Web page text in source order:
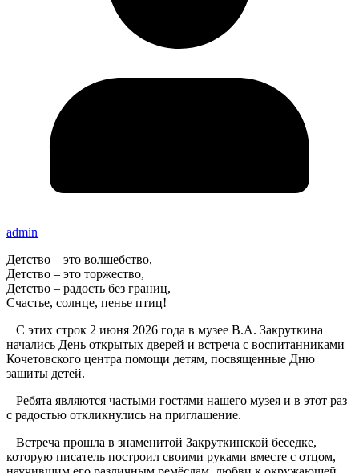
admin
Детство – это волшебство,
Детство – это торжество,
Детство – радость без границ,
Счастье, солнце, пенье птиц!
С этих строк 2 июня 2026 года в музее В.А. Закруткина
начались День открытых дверей и встреча с воспитанниками
Кочетовского центра помощи детям, посвященные Дню
защиты детей.
Ребята являются частыми гостями нашего музея и в этот раз
с радостью откликнулись на приглашение.
Встреча прошла в знаменитой Закруткинской беседке,
которую писатель построил своими руками вместе с отцом,